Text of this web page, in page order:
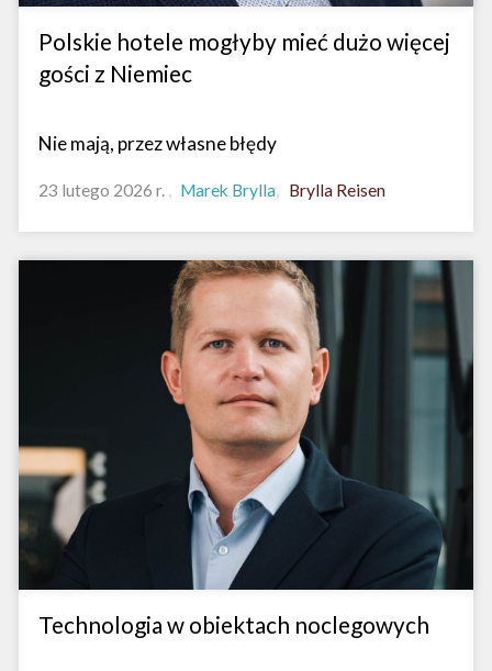
Polskie hotele mogłyby mieć dużo więcej
gości z Niemiec
Nie mają, przez własne błędy
23 lutego 2026 r. Marek Brylla Brylla Reisen
Technologia w obiektach noclegowych